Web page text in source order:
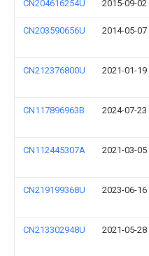
CN204616254U 2015-09-02
CN203590656U 2014-05-07
CN212376800U 2021-01-19
CN117896963B 2024-07-23
CN112445307A 2021-03-05
CN219199368U 2023-06-16
CN213302948U 2021-05-28